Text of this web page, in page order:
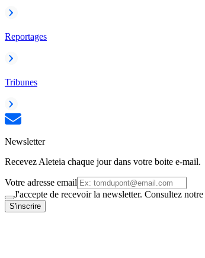
Reportages
Tribunes
Newsletter
Recevez Aleteia chaque jour dans votre boite e-mail.
Votre adresse email
J'accepte de recevoir la newsletter. Consultez notre
S'inscrire